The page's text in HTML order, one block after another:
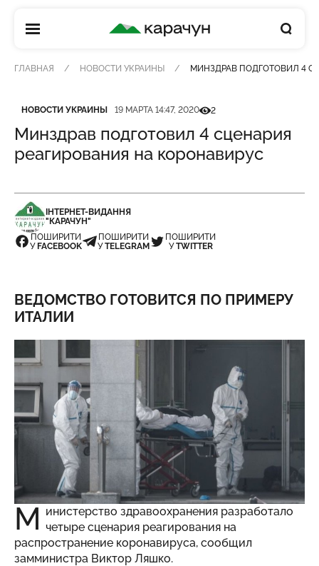
КАРАЧУН
ГЛАВНАЯ НОВОСТИ УКРАИНЫ МИНЗДРАВ ПОДГОТОВИЛ 4
Категория
НОВОСТИ УКРАИНЫ
Дата публикации 19 МАРТА 14:47, 2020Кількість переглядів
2
Минздрав подготовил 4 сценария
реагирования на коронавирус
ІНТЕРНЕТ-ВИДАННЯ
"КАРАЧУН"
ПОШИРИТИ
У FACEBOOK
ПОШИРИТИ
УTELEGRAM
ПОШИРИТИ
УTWITTER
ВЕДОМСТВО ГОТОВИТСЯ ПО ПРИМЕРУ
ИТАЛИИ
М инистерство здравоохранения разработало
четыре сценария реагирования на
распространение коронавируса, сообщил
замминистра Виктор Ляшко.